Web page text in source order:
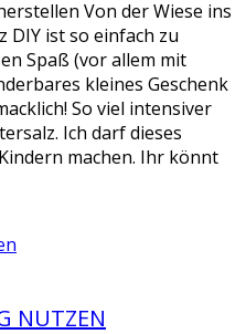
Von der Wiese ins
DIY ist so einfach zu
Spaß (vor allem mit
kleines Geschenk
So viel intensiver
Ich darf dieses
machen. Ihr könnt
NUTZEN